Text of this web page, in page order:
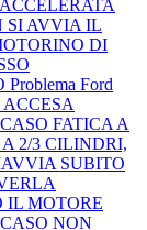
SI AVVIA IL
DI
Problema Ford
ACCESA
FATICA A
2/3 CILINDRI,
SUBITO
IL MOTORE
NON